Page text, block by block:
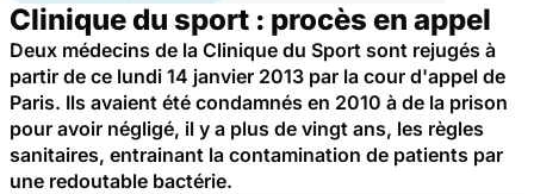
Clinique du sport : procès en appel
Deux médecins de la Clinique du Sport sont rejugés à
partir de ce lundi 14 janvier 2013 par la cour d'appel de
Paris. Ils avaient été condamnés en 2010 à de la prison
pour avoir négligé, il y a plus de vingt ans, les règles
sanitaires, entrainant la contamination de patients par
une redoutable bactérie.